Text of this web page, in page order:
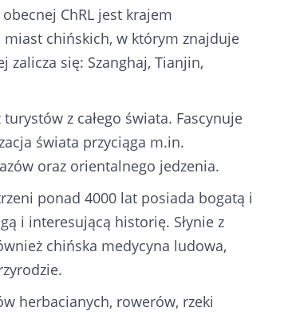
ChRL jest krajem
chińskich, w którym znajduje
zalicza się: Szanghaj, Tianjin,
z całego świata. Fascynuje
świata przyciąga m.in.
oraz orientalnego jedzenia.
ponad 4000 lat posiada bogatą i
i interesującą historię. Słynie z
chińska medycyna ludowa,
herbacianych, rowerów, rzeki